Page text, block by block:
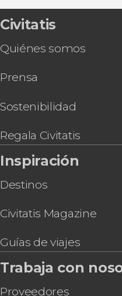
Catedral de San Pablo
Tower Bridge
Estudios de Harry
Autobuses turísticos
Tarjetas turísticas en
Musicales en Londres
Ruta de Harry Potter
Visita guiada por el
Tour del Emirates
FC
Entradas al Madame
dulce
Torre de Londres y
de Buckingham +
Civitatis
Quiénes somos
Prensa
Sostenibilidad
Regala Civitatis
Inspiración
Destinos
Civitatis Magazine
Guías de viajes
Trabaja con
Proveedores